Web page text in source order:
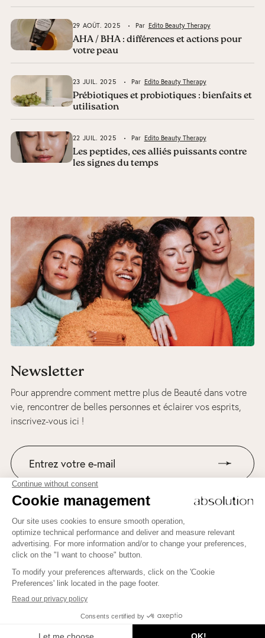
29 AOÛT. 2025 Par Edito Beauty Therapy
AHA / BHA : différences et actions pour
votre peau
23 JUIL. 2025 Par Edito Beauty Therapy
Prébiotiques et probiotiques : bienfaits et
utilisation
22 JUIL. 2025 Par Edito Beauty Therapy
Les peptides, ces alliés puissants contre
les signes du temps
Newsletter
Pour apprendre comment mettre plus de Beauté dans votre
vie, rencontrer de belles personnes et éclairer vos esprits,
inscrivez-vous ici !
Suivez-nous sur Instagram
Pour apprendre comment mettre plus de Beauté dans votre
inscrivez-vous ici !
JE M'INSCRIS